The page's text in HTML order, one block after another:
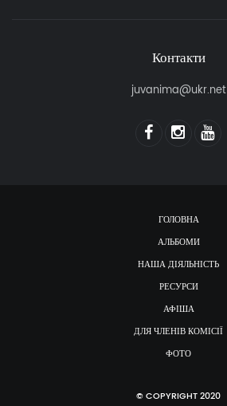
Контакти
juvanima@ukr.net
ГОЛОВНА
АЛЬБОМИ
НАША ДІЯЛЬНІСТЬ
РЕСУРСИ
АФІША
ДЛЯ ЧЛЕНІВ КОМІСІЇ
ФОТО
© COPYRIGHT 2020